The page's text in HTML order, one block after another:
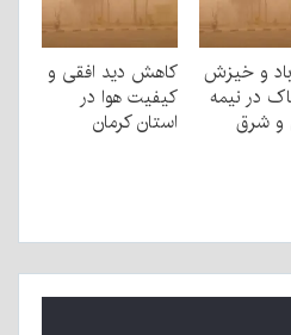
و خیزش
در نیمه
و شرق
کاهش دید افقی و
کیفیت هوا در
استان کرمان